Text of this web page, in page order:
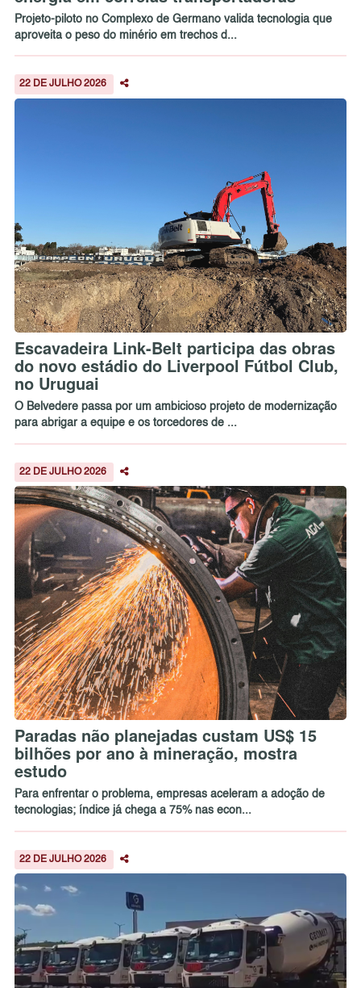
Projeto-piloto no Complexo de Germano valida tecnologia que
aproveita o peso do minério em trechos d...
22 DE JULHO 2026
Escavadeira Link-Belt participa das obras
do novo estádio do Liverpool Fútbol Club,
no Uruguai
O Belvedere passa por um ambicioso projeto de modernização
para abrigar a equipe e os torcedores de ...
22 DE JULHO 2026
Paradas não planejadas custam US$ 15
bilhões por ano à mineração, mostra
estudo
Para enfrentar o problema, empresas aceleram a adoção de
tecnologias; índice já chega a 75% nas econ...
22 DE JULHO 2026